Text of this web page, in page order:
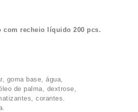
recheio líquido 200 pcs.
goma base, água,
de palma, dextrose,
corantes.